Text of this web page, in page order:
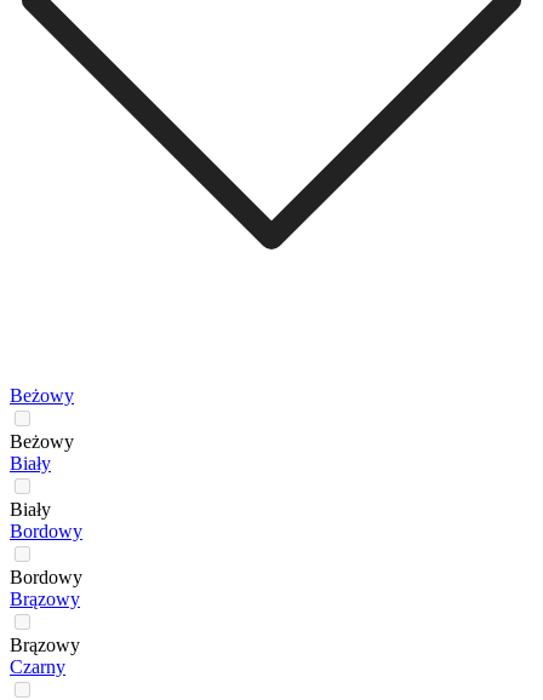
Beżowy
Beżowy
Biały
Biały
Bordowy
Bordowy
Brązowy
Brązowy
Czarny